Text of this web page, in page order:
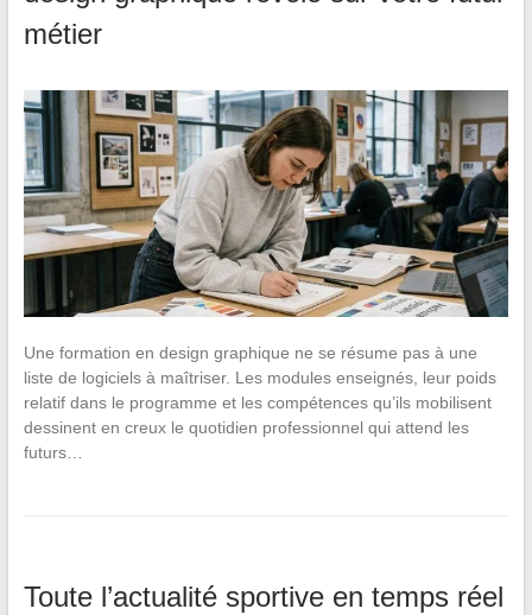
métier
Une formation en design graphique ne se résume pas à une
liste de logiciels à maîtriser. Les modules enseignés, leur poids
relatif dans le programme et les compétences qu’ils mobilisent
dessinent en creux le quotidien professionnel qui attend les
futurs…
Toute l’actualité sportive en temps réel